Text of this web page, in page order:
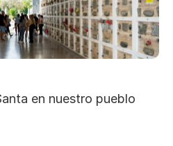
en nuestro pueblo